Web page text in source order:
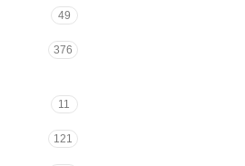
49
376
11
121